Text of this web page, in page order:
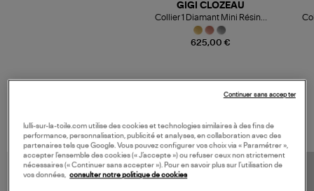
625,00 €
GIGI CLOZEAU
Collier 1 Diamant Mini Résine
Or
lulli-sur-la-toile.com utilise des cookies et technologies similaires à des fins de
performance, personnalisation, publicité et analyses, en collaboration avec des
partenaires tels que Google. Vous pouvez configurer vos choix via « Paramétrer »,
accepter l’ensemble des cookies (« J’accepte ») ou refuser ceux non strictement
nécessaires (« Continuer sans accepter »). Pour en savoir plus sur l’utilisation de
vos données, consulter notre politique de cookies
Continuer sans accepter